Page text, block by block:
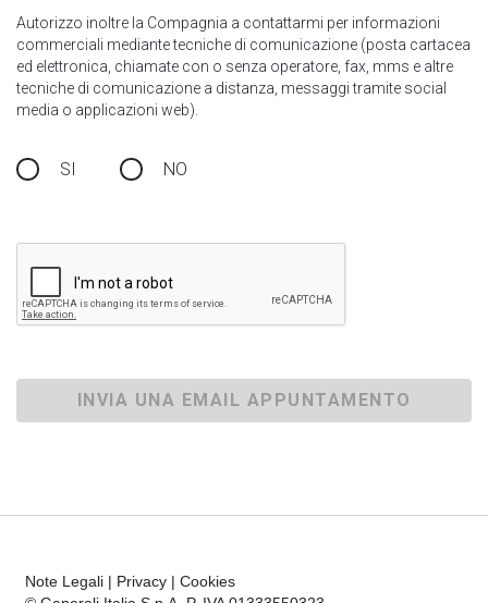
Autorizzo inoltre la Compagnia a contattarmi per informazioni
commerciali mediante tecniche di comunicazione (posta cartacea
ed elettronica, chiamate con o senza operatore, fax, mms e altre
tecniche di comunicazione a distanza, messaggi tramite social
media o applicazioni web).
SI NO
INVIA UNA EMAIL APPUNTAMENTO
Note Legali | Privacy | Cookies